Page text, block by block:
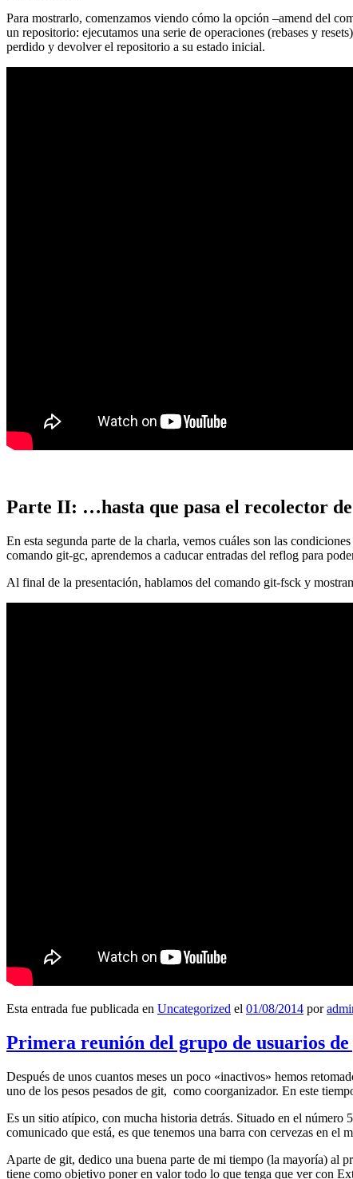
Para mostrarlo, comenzamos viendo cómo la opción –amend del
un repositorio: ejecutamos una serie de operaciones (rebases y
perdido y devolver el repositorio a su estado inicial.
Parte II: …hasta que pasa el recolector
En esta segunda parte de la charla, vemos cuáles son las
comando git-gc, aprendemos a caducar entradas del reflog para
Al final de la presentación, hablamos del comando git-fsck y
Esta entrada fue publicada en Uncategorized el 01/08/2014 por
Primera reunión del grupo de usuarios
Después de unos cuantos meses un poco «inactivos» hemos
uno de los pesos pesados de git, como coorganizador. En este
Es un sitio atípico, con mucha historia detrás. Situado en el
comunicado que está, es que tenemos una barra con cervezas en el
Aparte de git, dedico una buena parte de mi tiempo (la mayoría) al
tiene como objetivo poner en valor todo lo que tenga que ver con